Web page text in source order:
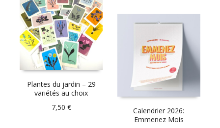
Plantes du jardin – 29
variétés au choix
7,50 €
Calendrier 2026:
Emmenez Mois